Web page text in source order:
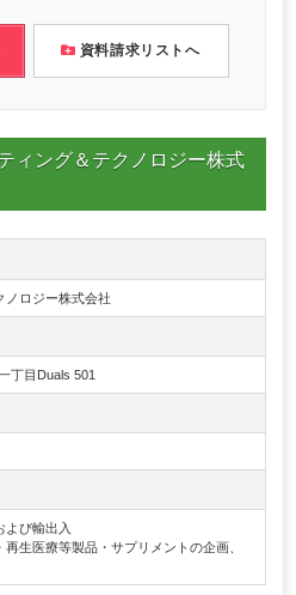
資料請求リストへ
ィング＆テクノロジー株式
ノロジー株式会社
丁目Duals 501
よび輸出入
生医療等製品・サプリメントの企画、